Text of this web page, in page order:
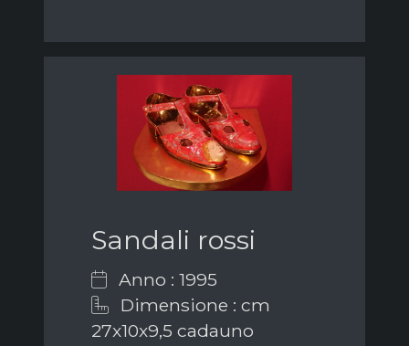
Sandali rossi
Anno : 1995
Dimensione : cm
27x10x9,5 cadauno